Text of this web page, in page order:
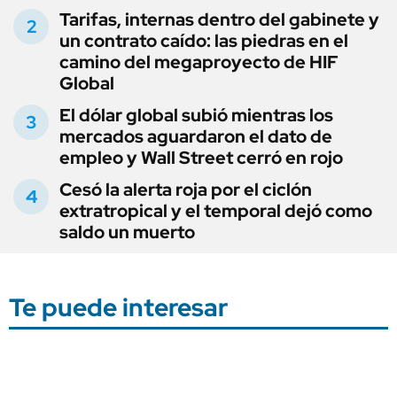
Tarifas, internas dentro del gabinete y
un contrato caído: las piedras en el
camino del megaproyecto de HIF
Global
El dólar global subió mientras los
mercados aguardaron el dato de
empleo y Wall Street cerró en rojo
Cesó la alerta roja por el ciclón
extratropical y el temporal dejó como
saldo un muerto
Te puede interesar